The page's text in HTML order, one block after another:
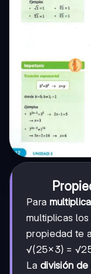
Para
multiplicas
propiedad te
√(25×3) =
La división de